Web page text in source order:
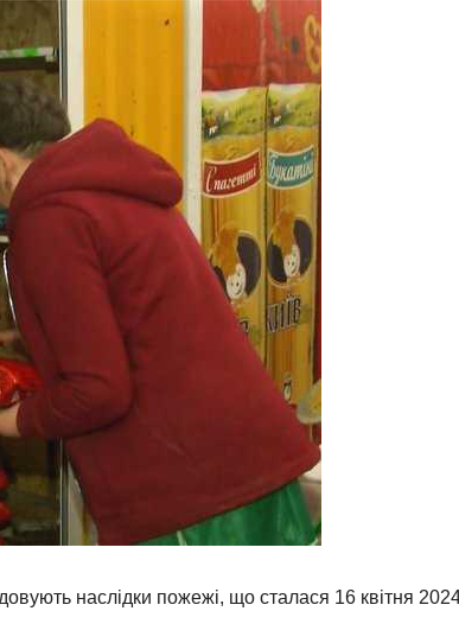
наслідки пожежі, що сталася 16 квітня